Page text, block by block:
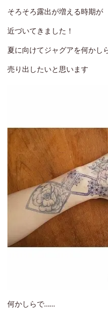
そろそろ露出が増える時期が
近づいてきました！
夏に向けてジャグアを何かし
売り出したいと思います
何かしらで……